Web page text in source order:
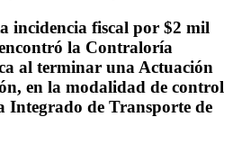
incidencia fiscal por $2 mil
la Contraloría
al terminar una Actuación
en la modalidad de control
Integrado de Transporte de